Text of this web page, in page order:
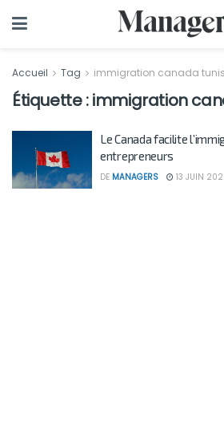
Accueil Tag immigration canada
Étiquette :immigration
Le Canada facilite
entrepreneurs
DE MANAGERS 13 JUIN